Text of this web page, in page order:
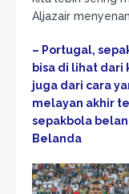
Aljazair
– Portugal,
bisa di lihat dari
juga dari cara
melayan akhir
sepakbola
Belanda